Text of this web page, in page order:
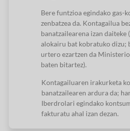
Bere funtzioa egindako gas-
zenbatzea da. Kontagailua
banatzailearena izan daiteke
alokairu bat kobratuko dizu;
urtero ezartzen da
baten bitartez).
Kontagailuaren irakurketa
banatzailearen ardura da;
Iberdrolari egindako
fakturatu ahal izan dezan.